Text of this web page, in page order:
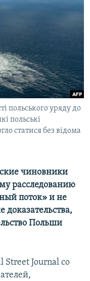
польського уряду до
польські
статися без відома
чиновники
расследованию
поток» и не
Польши
Street Journal со